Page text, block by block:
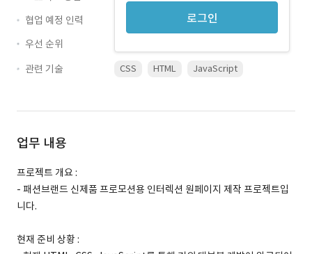
로그인
협업 예정 인력
우선 순위
관련 기술
CSS HTML JavaScript
업무 내용
프로젝트 개요 :
- 패션브랜드 신제품 프로모션용 인터렉션 원페이지 제작 프로젝트입
니다.
현재 준비 상황 :